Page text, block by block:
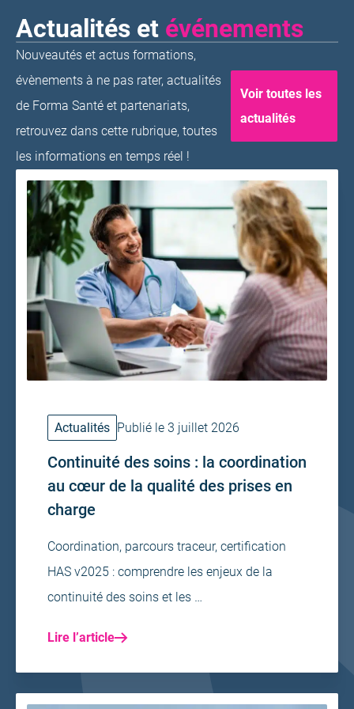
Actualités et événements
Nouveautés et actus formations,
évènements à ne pas rater, actualités
de Forma Santé et partenariats,
retrouvez dans cette rubrique, toutes
les informations en temps réel !
Voir toutes les
actualités
Actualités Publié le 3 juillet 2026
Continuité des soins : la coordination
au cœur de la qualité des prises en
charge
Coordination, parcours traceur, certification
HAS v2025 : comprendre les enjeux de la
continuité des soins et les …
Lire l’article